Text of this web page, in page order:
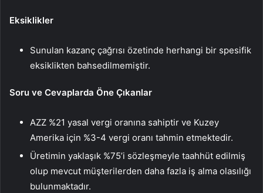
Eksiklikler
Sunulan kazanç çağrısı özetinde herhangi bir spesifik
eksiklikten bahsedilmemiştir.
Soru ve Cevaplarda Öne Çıkanlar
AZZ %21 yasal vergi oranına sahiptir ve Kuzey
Amerika için %3-4 vergi oranı tahmin etmektedir.
Üretimin yaklaşık %75’i sözleşmeyle taahhüt edilmiş
olup mevcut müşterilerden daha fazla iş alma olasılığı
bulunmaktadır.